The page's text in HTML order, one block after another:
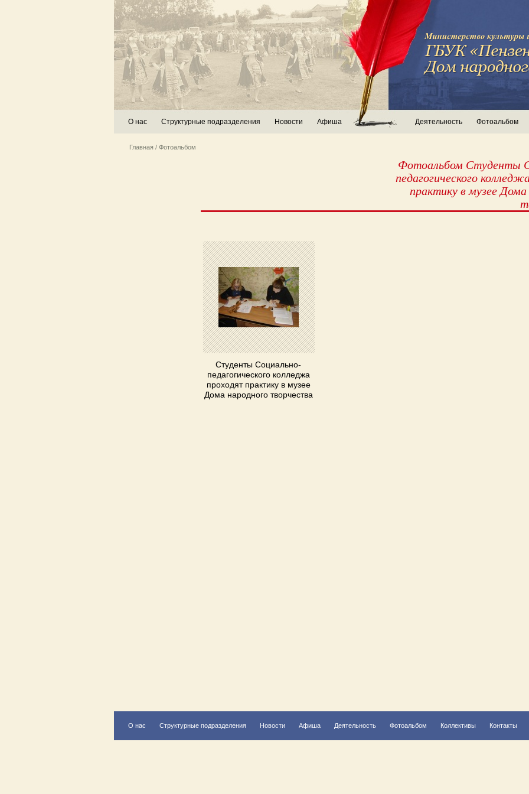
О нас Структурные подразделения Новости Афиша Деятельность Фотоальбом
Главная / Фотоальбом
Фотоальбом Студенты
педагогического
практику в музее
Студенты Социально-
педагогического колледжа
проходят практику в музее
Дома народного творчества
О нас Структурные подразделения Новости Афиша Деятельность Фотоальбом Коллективы Контакты